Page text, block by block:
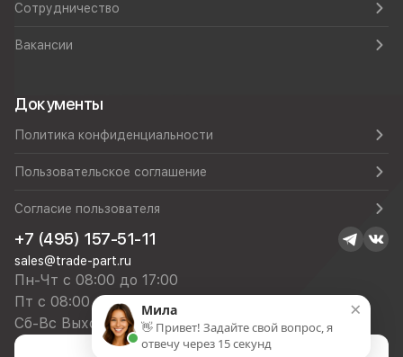
Сотрудничество
Вакансии
Документы
Политика конфиденциальности
Пользовательское соглашение
Согласие пользователя
+7 (495) 157-51-11
sales@trade-part.ru
Пн-Чт с 08:00 до 17:00
Пт с 08:00 до 16:00
Сб-Вс Выходной
×
Мила
👋 Привет! Задайте свой вопрос, я
отвечу через 15 секунд